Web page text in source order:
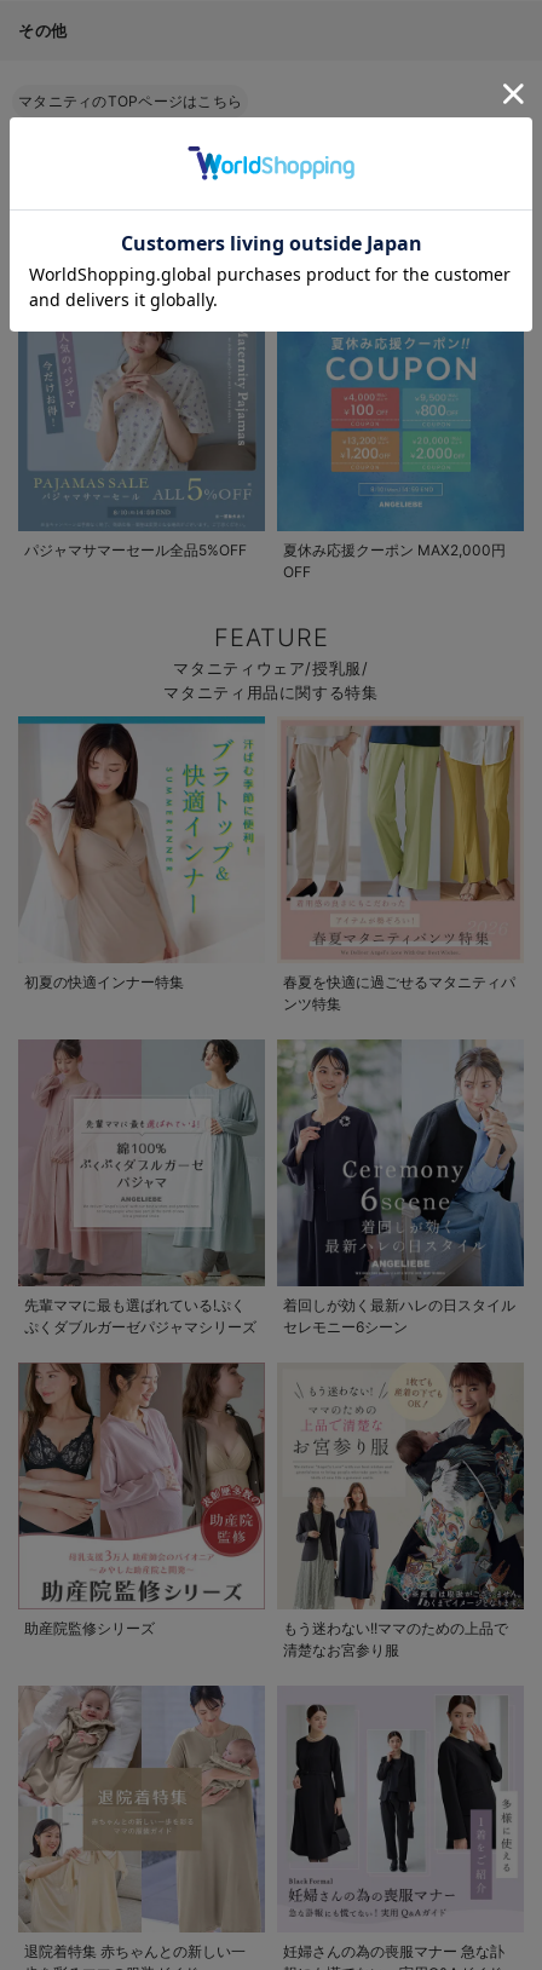
その他
マタニティのTOPページはこちら
お気に入り商品を確認する
入院準備の持ち物チェック
EVENT
マタニティウェア/マタニティ服/授乳服の
セール / キャンペーン / クーポン情報
パジャマサマーセール全品5%OFF
夏休み応援クーポン MAX2,000円
OFF
FEATURE
マタニティウェア/授乳服/
マタニティ用品に関する特集
初夏の快適インナー特集
春夏を快適に過ごせるマタニティパ
ンツ特集
先輩ママに最も選ばれている!ぷく
ぷくダブルガーゼパジャマシリーズ
着回しが効く最新ハレの日スタイル
セレモニー6シーン
助産院監修シリーズ
もう迷わない!!ママのための上品で
清楚なお宮参り服
退院着特集 赤ちゃんとの新しい一
妊婦さんの為の喪服マナー 急な訃